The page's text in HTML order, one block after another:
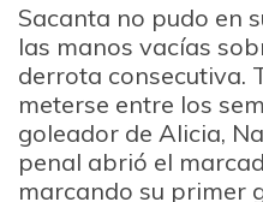
Sacanta no pudo en
las manos vacías
derrota consecutiva.
meterse entre los
goleador de Alicia,
penal abrió el
marcando su primer